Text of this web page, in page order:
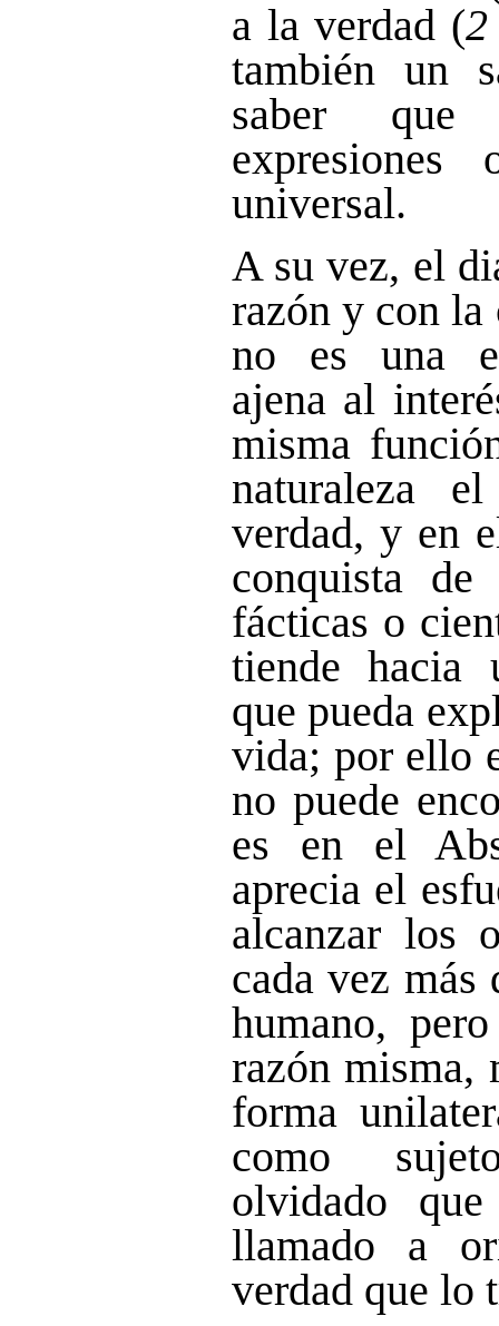
a la verdad (2
también un
saber
universal.
A su vez, el
razón y con la
no es una
ajena al
misma
naturaleza
verdad, y en
conquista de
fácticas o
tiende hacia
que pueda
vida; por ello
no puede
es en el
aprecia el
alcanzar los
cada vez
humano,
razón misma,
forma
como
olvidado
llamado a
verdad que lo